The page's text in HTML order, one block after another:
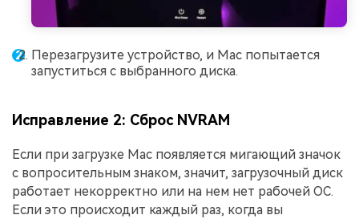
Перезагрузите устройство, и Mac попытается
запуститься с выбранного диска.
Исправление 2: Сброс NVRAM
Если при загрузке Mac появляется мигающий значок
с вопросительным знаком, значит, загрузочный диск
работает некорректно или на нем нет рабочей ОС.
Если это происходит каждый раз, когда вы